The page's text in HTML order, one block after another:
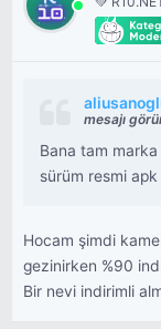
mesajı
Bana tam
sürüm resmi
Hocam şimdi
gezinirken %90
Bir nevi indirimli